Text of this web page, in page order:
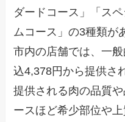
ダードコース」「ス
ムコース」の3種類が
市内の店舗では、一
込4,378円から提供さ
提供される肉の品質
ースほど希少部位や